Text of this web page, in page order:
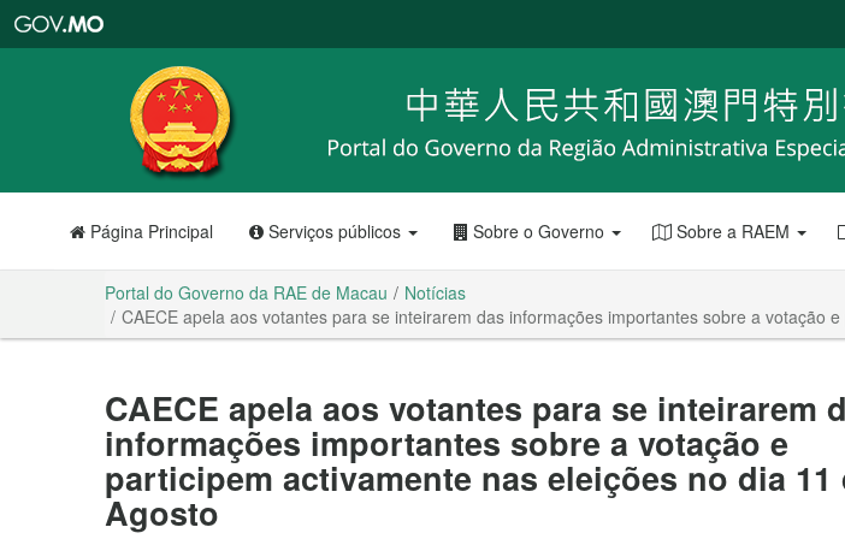
RAE
de
Macau
Página Principal Serviços públicos Sobre o Governo Sobre a RAEM
Portal do Governo da RAE de Macau
Notícias
CAECE apela aos votantes para se inteirarem das informações importantes sobre a votação
CAECE apela aos votantes para se inteirarem
informações importantes sobre a votação e
participem activamente nas eleições no dia 11
Agosto